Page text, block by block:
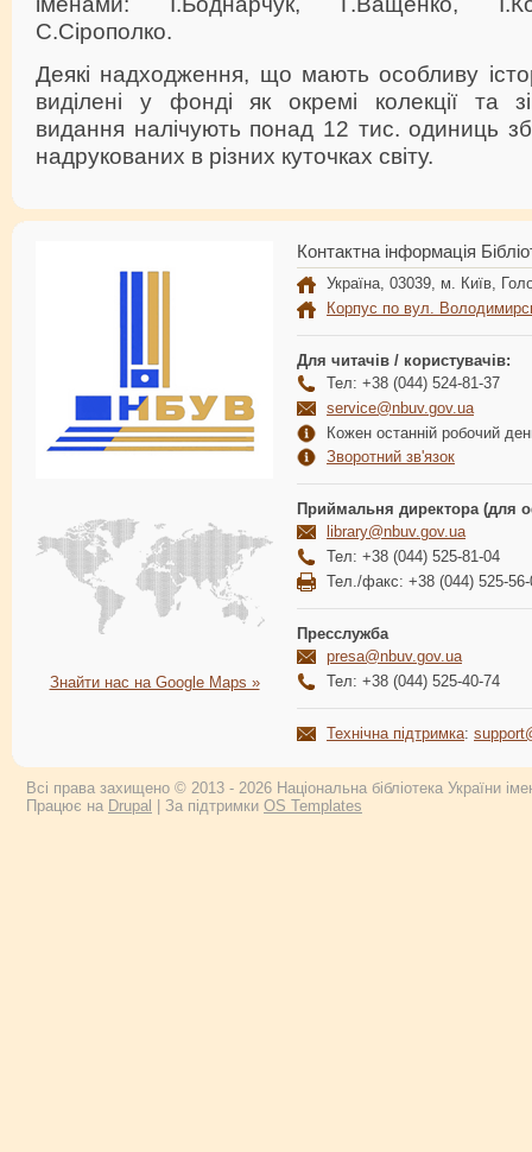
С.Сірополко.
Деякі надходження, що мають особливу
виділені у фонді як окремі колекції та
видання налічують понад 12 тис. одиниць
надрукованих в різних куточках світу.
Знайти нас на Google Maps »
Контактна інформація
Україна, 03039, м. Київ,
Корпус по вул.
Для читачів / користувачів:
Тел: +38 (044) 524-81-37
service@nbuv.gov.ua
Кожен останній робочий
Зворотний зв'язок
Приймальня директора (для
library@nbuv.gov.ua
Тел: +38 (044) 525-81-04
Тел./факс: +38 (044) 525-56-
Пресслужба
presa@nbuv.gov.ua
Тел: +38 (044) 525-40-74
Технічна підтримка:
Всі права захищено © 2013 - 2026 Національна бібліотека України
Працює на Drupal | За підтримки OS Templates